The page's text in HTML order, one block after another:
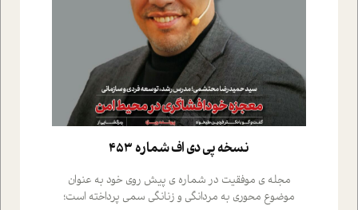
نسخه پي دي اف شماره 453
مجله ی موفقیت در شماره ی پیش روی خود به عنوان
موضوع محوری به مردانگی و زنانگی سمی پرداخته است؛